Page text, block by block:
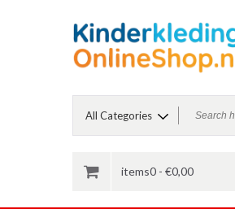
items0 - €0,00